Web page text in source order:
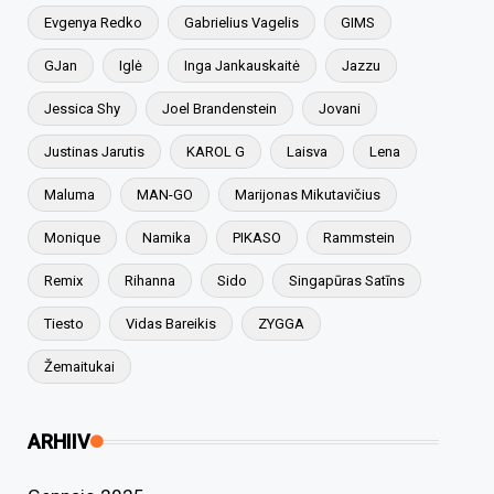
Evgenya Redko Gabrielius Vagelis GIMS
GJan Iglė Inga Jankauskaitė Jazzu
Jessica Shy Joel Brandenstein Jovani
Justinas Jarutis KAROL G Laisva Lena
Maluma MAN-GO Marijonas Mikutavičius
Monique Namika PIKASO Rammstein
Remix Rihanna Sido Singapūras Satīns
Tiesto Vidas Bareikis ZYGGA
Žemaitukai
ARHIIV